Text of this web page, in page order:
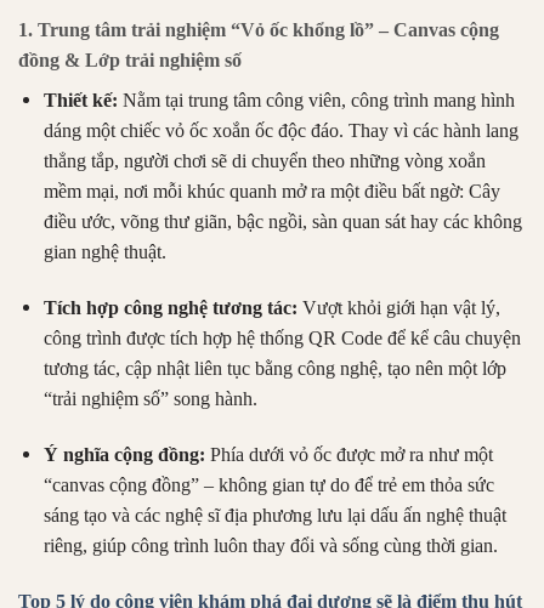
1. Trung tâm trải nghiệm “Vỏ ốc khổng lồ” – Canvas cộng
đồng & Lớp trải nghiệm số
Thiết kế: Nằm tại trung tâm công viên, công trình mang hình
dáng một chiếc vỏ ốc xoắn ốc độc đáo. Thay vì các hành lang
thẳng tắp, người chơi sẽ di chuyển theo những vòng xoắn
mềm mại, nơi mỗi khúc quanh mở ra một điều bất ngờ: Cây
điều ước, võng thư giãn, bậc ngồi, sàn quan sát hay các không
gian nghệ thuật.
Tích hợp công nghệ tương tác: Vượt khỏi giới hạn vật lý,
công trình được tích hợp hệ thống QR Code để kể câu chuyện
tương tác, cập nhật liên tục bằng công nghệ, tạo nên một lớp
“trải nghiệm số” song hành.
Ý nghĩa cộng đồng: Phía dưới vỏ ốc được mở ra như một
“canvas cộng đồng” – không gian tự do để trẻ em thỏa sức
sáng tạo và các nghệ sĩ địa phương lưu lại dấu ấn nghệ thuật
riêng, giúp công trình luôn thay đổi và sống cùng thời gian.
Top 5 lý do công viên khám phá đại dương sẽ là điểm thu hút